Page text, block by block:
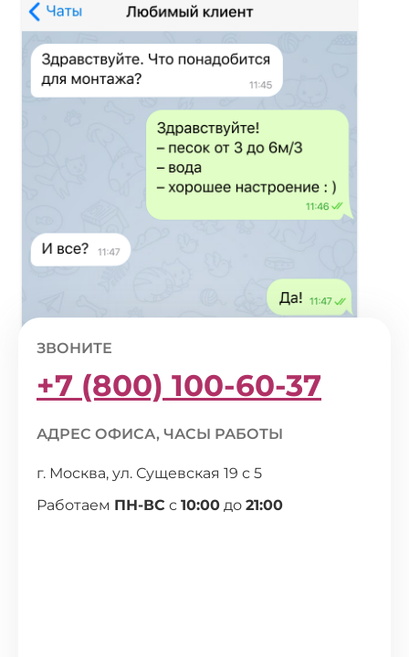
ЗВОНИТЕ
+7 (800) 100-60-37
АДРЕС ОФИСА, ЧАСЫ РАБОТЫ
г. Москва, ул. Сущевская 19 с 5
Работаем ПН-ВС с 10:00 до 21:00